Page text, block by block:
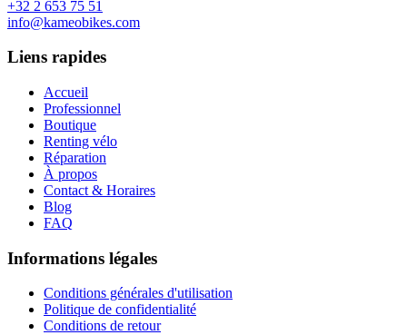
+32 2 653 75 51
info@kameobikes.com
Liens rapides
Accueil
Professionnel
Boutique
Renting vélo
Réparation
À propos
Contact & Horaires
Blog
FAQ
Informations légales
Conditions générales d'utilisation
Politique de confidentialité
Conditions de retour